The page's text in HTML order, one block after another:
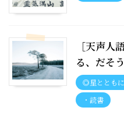
［天声人
る、だそ
◎星ととも
・読書